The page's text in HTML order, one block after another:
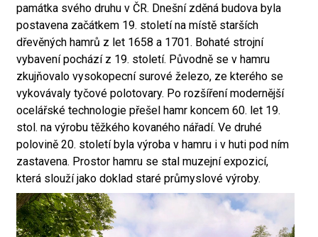
památka svého druhu v ČR. Dnešní zděná budova byla
postavena začátkem 19. století na místě starších
dřevěných hamrů z let 1658 a 1701. Bohaté strojní
vybavení pochází z 19. století. Původně se v hamru
zkujňovalo vysokopecní surové železo, ze kterého se
vykovávaly tyčové polotovary. Po rozšíření modernější
ocelářské technologie přešel hamr koncem 60. let 19.
stol. na výrobu těžkého kovaného nářadí. Ve druhé
polovině 20. století byla výroba v hamru i v huti pod ním
zastavena. Prostor hamru se stal muzejní expozicí,
která slouží jako doklad staré průmyslové výroby.